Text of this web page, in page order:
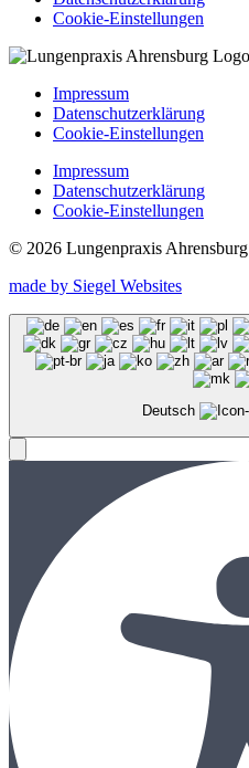
Cookie-Einstellungen
Impressum
Datenschutzerklärung
Cookie-Einstellungen
Impressum
Datenschutzerklärung
Cookie-Einstellungen
© 2026 Lungenpraxis Ahrensburg
made by Siegel Websites
Deutsch